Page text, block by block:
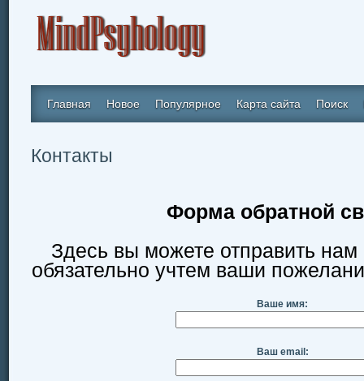
Главная Новое Популярное Карта сайта Поиск
Контакты
Форма обратной
Здесь вы можете отправить
обязательно учтем ваши
Ваше имя:
Ваш email: